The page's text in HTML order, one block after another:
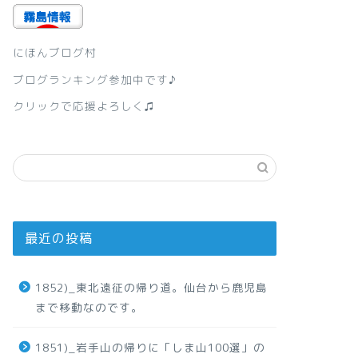
にほんブログ村
ブログランキング参加中です♪
クリックで応援よろしく♫
最近の投稿
1852)_東北遠征の帰り道。仙台から鹿児島
まで移動なのです。
1851)_岩手山の帰りに「しま山100選」の